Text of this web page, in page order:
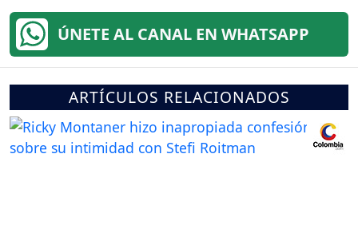
ÚNETE AL CANAL EN WHATSAPP
ARTÍCULOS RELACIONADOS